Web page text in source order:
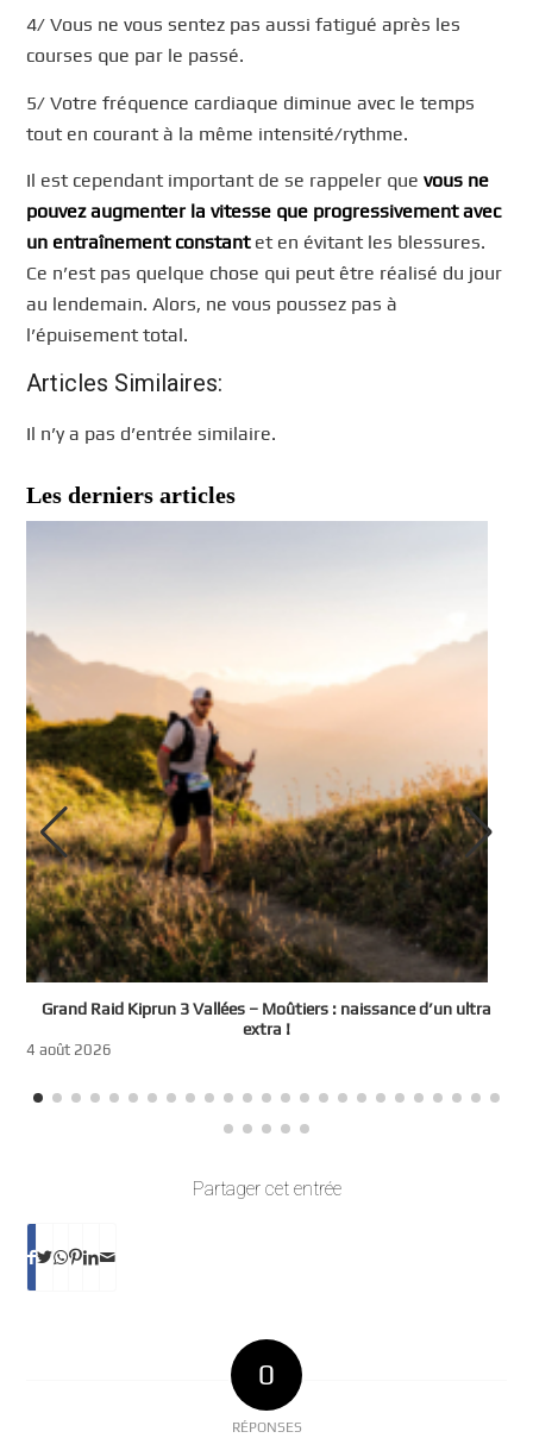
4/ Vous ne vous sentez pas aussi fatigué après les
courses que par le passé.
5/ Votre fréquence cardiaque diminue avec le temps
tout en courant à la même intensité/rythme.
Il est cependant important de se rappeler quevous ne
pouvez augmenter la vitesse que progressivement avec
un entraînement constant et en évitant les blessures.
Ce n’est pas quelque chose qui peut être réalisé du jour
au lendemain. Alors, ne vous poussez pas à
l’épuisement total.
Articles Similaires:
Il n’y a pas d’entrée similaire.
Les derniers articles
Grand Raid Kiprun 3 Vallées – Moûtiers : naissance d’un ultra
extra !
4 août 2026
Partager cet entrée
0
RÉPONSES